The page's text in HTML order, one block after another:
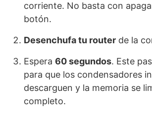
corriente. No basta con
botón.
Desenchufa tu router de la
Espera 60 segundos. Este
para que los condensadores
descarguen y la memoria se
completo.